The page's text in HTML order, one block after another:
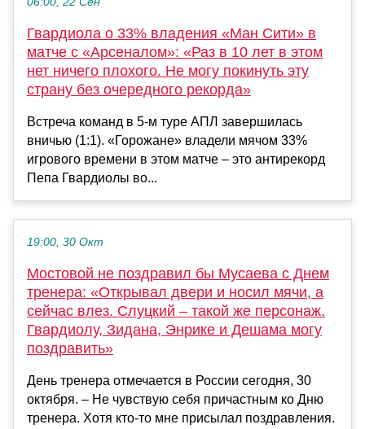
Гвардиола о 33% владения «Ман Сити» в
матче с «Арсеналом»: «Раз в 10 лет в этом
нет ничего плохого. Не могу покинуть эту
страну без очередного рекорда»
Встреча команд в 5-м туре АПЛ завершилась
вничью (1:1). «Горожане» владели мячом 33%
игрового времени в этом матче – это антирекорд
Пепа Гвардиолы во...
19:00, 30 Окт
Мостовой не поздравил бы Мусаева с Днем
тренера: «Открывал двери и носил мячи, а
сейчас влез. Слуцкий – такой же персонаж.
Гвардиолу, Зидана, Энрике и Дешама могу
поздравить»
День тренера отмечается в России сегодня, 30
октября. – Не чувствую себя причастным ко Дню
тренера. Хотя кто-то мне присылал поздравления.